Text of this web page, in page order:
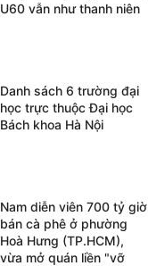
U60 vẫn như thanh niên
Danh sách 6 trường đại
học trực thuộc Đại học
Bách khoa Hà Nội
Nam diễn viên 700 tỷ giờ
bán cà phê ở phường
Hoà Hưng (TP.HCM),
vừa mở quán liền "vỡ